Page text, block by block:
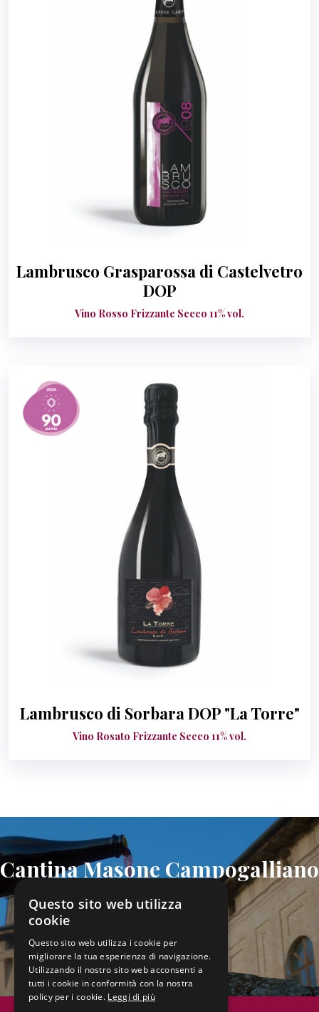
Lambrusco Grasparossa di Castelvetro
DOP
Vino Rosso Frizzante Secco 11% vol.
Lambrusco di Sorbara DOP "La Torre"
Vino Rosato Frizzante Secco 11% vol.
Cantina Masone Campogalliano
dal 1908
Scarica Catalogo
Questo sito web utilizza
cookie
Questo sito web utilizza i cookie per
migliorare la tua esperienza di navigazione.
Utilizzando il nostro sito web acconsenti a
tutti i cookie in conformità con la nostra
policy per i cookie. Leggi di più